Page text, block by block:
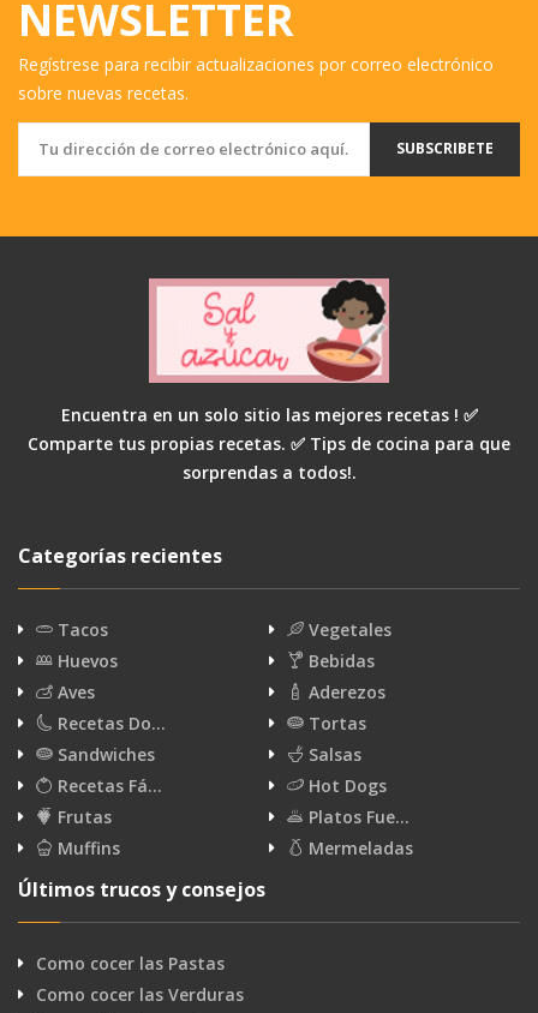
NEWSLETTER
Regístrese para recibir actualizaciones por correo electrónico
sobre nuevas recetas.
SUBSCRIBETE
Encuentra en un solo sitio las mejores recetas ! ✅
Comparte tus propias recetas. ✅ Tips de cocina para que
sorprendas a todos!.
Categorías recientes
Tacos
Vegetales
Huevos
Bebidas
Aves
Aderezos
Recetas Do…
Tortas
Sandwiches
Salsas
Recetas Fá…
Hot Dogs
Frutas
Platos Fue…
Muffins
Mermeladas
Últimos trucos y consejos
Como cocer las Pastas
Como cocer las Verduras